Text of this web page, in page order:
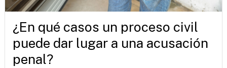
¿En qué casos un proceso civil
puede dar lugar a una acusación
penal?